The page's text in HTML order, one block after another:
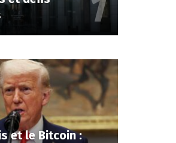
et le Bitcoin :